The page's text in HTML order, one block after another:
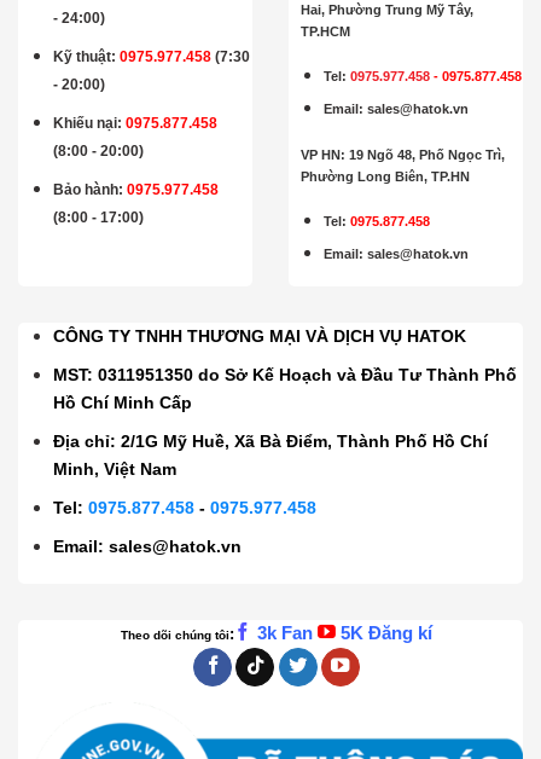
- 24:00)
Kỹ thuật:0975.977.458 (7:30
- 20:00)
Khiếu nại: 0975.877.458
(8:00 - 20:00)
Bảo hành:0975.977.458
(8:00 - 17:00)
Hai, Phường Trung Mỹ Tây,
TP.HCM
Tel:0975.977.458 -0975.877.458
Email:sales@hatok.vn
VP HN: 19 Ngõ 48, Phố Ngọc Trì,
Phường Long Biên, TP.HN
Tel: 0975.877.458
Email:sales@hatok.vn
CÔNG TY TNHH THƯƠNG MẠI VÀ DỊCH VỤ HATOK
MST: 0311951350 do Sở Kế Hoạch và Đầu Tư Thành Phố
Hồ Chí Minh Cấp
Địa chỉ: 2/1G Mỹ Huề, Xã Bà Điểm, Thành Phố Hồ Chí
Minh, Việt Nam
Tel:0975.877.458 -0975.977.458
Email:sales@hatok.vn
Theo dõi chúng tôi: 3k Fan 5K Đăng kí